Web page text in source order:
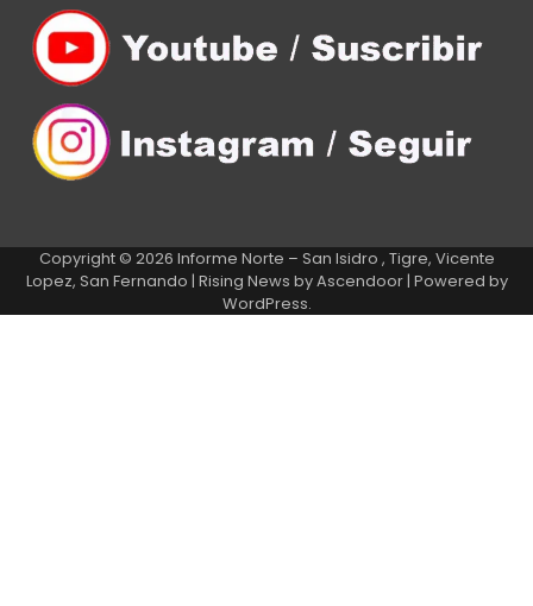
Copyright © 2026 Informe Norte – San Isidro , Tigre, Vicente
Lopez, San Fernando | Rising News byAscendoor| Powered by
WordPress.